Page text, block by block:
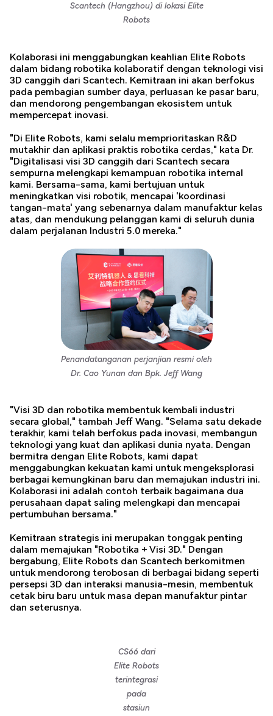
Scantech (Hangzhou) di lokasi Elite
Robots
Kolaborasi ini menggabungkan keahlian Elite Robots
dalam bidang robotika kolaboratif dengan teknologi visi
3D canggih dari Scantech. Kemitraan ini akan berfokus
pada pembagian sumber daya, perluasan ke pasar baru,
dan mendorong pengembangan ekosistem untuk
mempercepat inovasi.
"Di Elite Robots, kami selalu memprioritaskan R&D
mutakhir dan aplikasi praktis robotika cerdas," kata Dr.
"Digitalisasi visi 3D canggih dari Scantech secara
sempurna melengkapi kemampuan robotika internal
kami. Bersama-sama, kami bertujuan untuk
meningkatkan visi robotik, mencapai 'koordinasi
tangan-mata' yang sebenarnya dalam manufaktur kelas
atas, dan mendukung pelanggan kami di seluruh dunia
dalam perjalanan Industri 5.0 mereka."
Penandatanganan perjanjian resmi oleh
Dr. Cao Yunan dan Bpk. Jeff Wang
"Visi 3D dan robotika membentuk kembali industri
secara global," tambah Jeff Wang. "Selama satu dekade
terakhir, kami telah berfokus pada inovasi, membangun
teknologi yang kuat dan aplikasi dunia nyata. Dengan
bermitra dengan Elite Robots, kami dapat
menggabungkan kekuatan kami untuk mengeksplorasi
berbagai kemungkinan baru dan memajukan industri ini.
Kolaborasi ini adalah contoh terbaik bagaimana dua
perusahaan dapat saling melengkapi dan mencapai
pertumbuhan bersama."
Kemitraan strategis ini merupakan tonggak penting
dalam memajukan "Robotika + Visi 3D." Dengan
bergabung, Elite Robots dan Scantech berkomitmen
untuk mendorong terobosan di berbagai bidang seperti
persepsi 3D dan interaksi manusia-mesin, membentuk
cetak biru baru untuk masa depan manufaktur pintar
dan seterusnya.
CS66 dari
Elite Robots
terintegrasi
pada
stasiun